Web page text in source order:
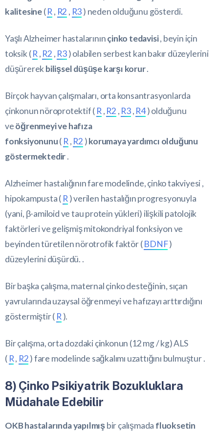
kalitesine(R , R2 , R3) neden olduğunu gösterdi.
Yaşlı Alzheimer hastalarınınçinko tedavisi, beyin için
toksik (R , R2 , R3) olabilen serbest kan bakır düzeylerini
düşürerek bilişsel düşüşe karşı korur.
Birçok hayvan çalışmaları, orta konsantrasyonlarda
çinkonun nöroprotektif ( R , R2 , R3, R4) olduğunu
veöğrenmeyi ve hafıza
fonksiyonunu( R , R2 )korumaya yardımcı olduğunu
göstermektedir.
Alzheimer hastalığının fare modelinde, çinko takviyesi ,
hipokampusta ( R ) verilen hastalığın progresyonuyla
(yani, β-amiloid ve tau protein yükleri) ilişkili patolojik
faktörleri ve gelişmiş mitokondriyal fonksiyon ve
beyinden türetilen nörotrofik faktör (BDNF)
düzeylerini düşürdü. .
Bir başka çalışma, maternal çinko desteğinin, sıçan
yavrularında uzaysal öğrenmeyi ve hafızayı arttırdığını
göstermiştir ( R ).
Bir çalışma, orta dozdaki çinkonun (12 mg / kg) ALS
( R, R2) fare modelinde sağkalımı uzattığını bulmuştur .
8) Çinko Psikiyatrik Bozukluklara
Müdahale Edebilir
OKB hastalarında yapılmışbir çalışmada fluoksetin